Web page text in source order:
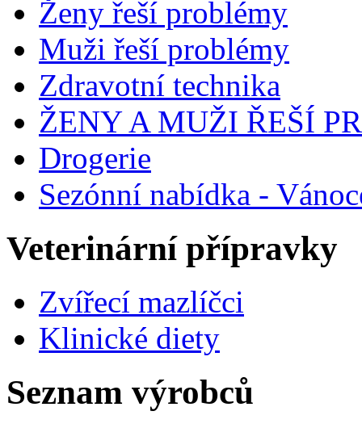
Ženy řeší problémy
Muži řeší problémy
Zdravotní technika
ŽENY A MUŽI ŘEŠÍ
Drogerie
Sezónní nabídka -
Veterinární přípravky
Zvířecí mazlíčci
Klinické diety
Seznam výrobců